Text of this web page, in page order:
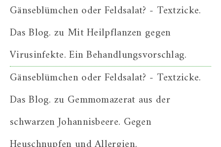
Gänseblümchen oder Feldsalat? - Textzicke.
Das Blog. zu Mit Heilpflanzen gegen
Virusinfekte. Ein Behandlungsvorschlag.
Gänseblümchen oder Feldsalat? - Textzicke.
Das Blog. zu Gemmomazerat aus der
schwarzen Johannisbeere. Gegen